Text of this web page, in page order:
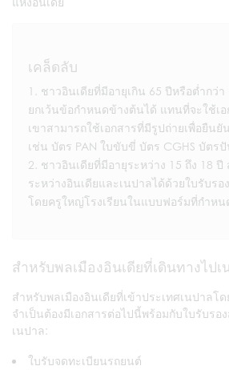
เคล็ดลับ
ชาวอินเดียที่มีอายุเกิน 65 ปีหรือต่ำกว่า
ยกเว้นข้อกำหนดข้างต้นได้ แทนที่จะใช้เ
เขาสามารถใช้เอกสารที่มีรูปถ่ายเพื่อยืน
เช่น บัตร PAN ใบขับขี่ บัตร CGHS บัตร
ชาวอินเดียที่มีอายุระหว่าง 15 ถึง 18 ปี
ระหว่างอินเดียและเนปาลได้ด้วยใบรับร
โดยครูใหญ่โรงเรียนในแบบฟอร์มที่กำหน
สำหรับพลเมืองอินเดียที่เดินทางไป
สำหรับพลเมืองอินเดียที่เข้าประเทศเนปาลโ
จำเป็นต้องมีเอกสารต่อไปนี้พร้อมกับใบรับร
เนปาล:
ใบรับจดทะเบียนรถยนต์